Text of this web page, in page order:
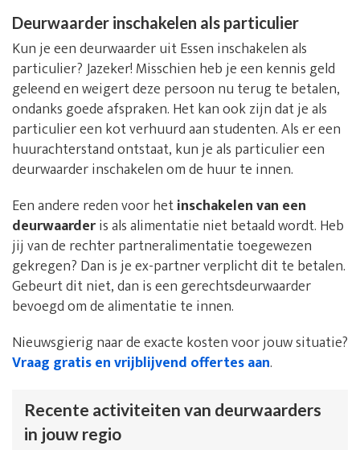
Deurwaarder inschakelen als particulier
Kun je een deurwaarder uit Essen inschakelen als
particulier? Jazeker! Misschien heb je een kennis geld
geleend en weigert deze persoon nu terug te betalen,
ondanks goede afspraken. Het kan ook zijn dat je als
particulier een kot verhuurd aan studenten. Als er een
huurachterstand ontstaat, kun je als particulier een
deurwaarder inschakelen om de huur te innen.
Een andere reden voor hetinschakelen van een
deurwaarderis als alimentatie niet betaald wordt. Heb
jij van de rechter partneralimentatie toegewezen
gekregen? Dan is je ex-partner verplicht dit te betalen.
Gebeurt dit niet, dan is een gerechtsdeurwaarder
bevoegd om de alimentatie te innen.
Nieuwsgierig naar de exacte kosten voor jouw situatie?
Vraag gratis en vrijblijvend offertes aan.
Recente activiteiten van deurwaarders
in jouw regio